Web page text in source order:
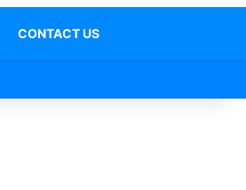
CONTACT US